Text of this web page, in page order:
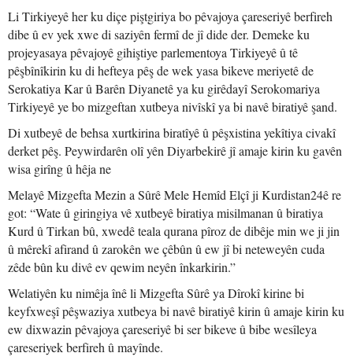
Li Tirkiyeyê her ku diçe piştgiriya bo pêvajoya çareseriyê berfireh
dibe û ev yek xwe di saziyên fermî de jî dide der. Demeke ku
projeyasaya pêvajoyê gihiştiye parlementoya Tirkiyeyê û tê
pêşbînîkirin ku di hefteya pêş de wek yasa bikeve meriyetê de
Serokatiya Kar û Barên Diyanetê ya ku girêdayî Serokomariya
Tirkiyeyê ye bo mizgeftan xutbeya nivîskî ya bi navê biratiyê şand.
Di xutbeyê de behsa xurtkirina biratîyê û pêşxistina yekîtiya civakî
derket pêş. Peywirdarên olî yên Diyarbekirê jî amaje kirin ku gavên
wisa girîng û hêja ne
Melayê Mizgefta Mezin a Sûrê Mele Hemîd Elçî ji Kurdistan24ê re
got: “Wate û giringiya vê xutbeyê biratiya misilmanan û biratiya
Kurd û Tirkan bû, xwedê teala qurana pîroz de dibêje min we ji jin
û mêrekî afirand û zarokên we çêbûn û ew jî bi neteweyên cuda
zêde bûn ku divê ev qewim neyên înkarkirin.”
Welatiyên ku nimêja înê li Mizgefta Sûrê ya Dîrokî kirine bi
keyfxweşî pêşwaziya xutbeya bi navê biratiyê kirin û amaje kirin ku
ew dixwazin pêvajoya çareseriyê bi ser bikeve û bibe wesîleya
çareseriyek berfireh û mayînde.